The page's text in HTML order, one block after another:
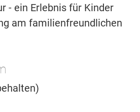
- ein Erlebnis für Kinder
am familienfreundlichen